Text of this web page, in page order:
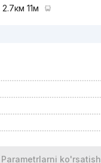
2.7км 11м
Parametrlarni ko'rsatish